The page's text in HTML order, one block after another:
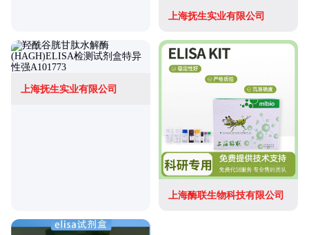
上海抚生实业有限公司
上海抚生实业有限公司
上海酶联生物科技有限公司